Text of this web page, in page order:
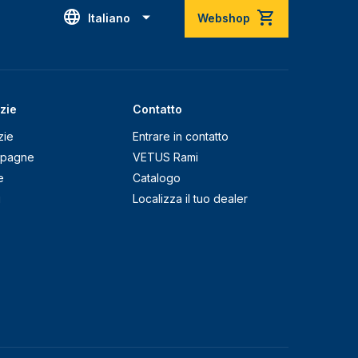
Italiano Webshop
Contatto
Entrare in contatto
VETUS Rami
Catalogo
Localizza il tuo dealer